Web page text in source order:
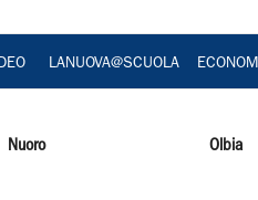
LANUOVA@SCUOLA
Nuoro Olbia